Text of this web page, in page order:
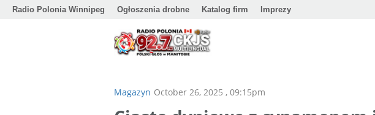
Radio Polonia Winnipeg Ogłoszenia drobne Katalog firm Imprezy
Magazyn October 26, 2025 , 09:15pm